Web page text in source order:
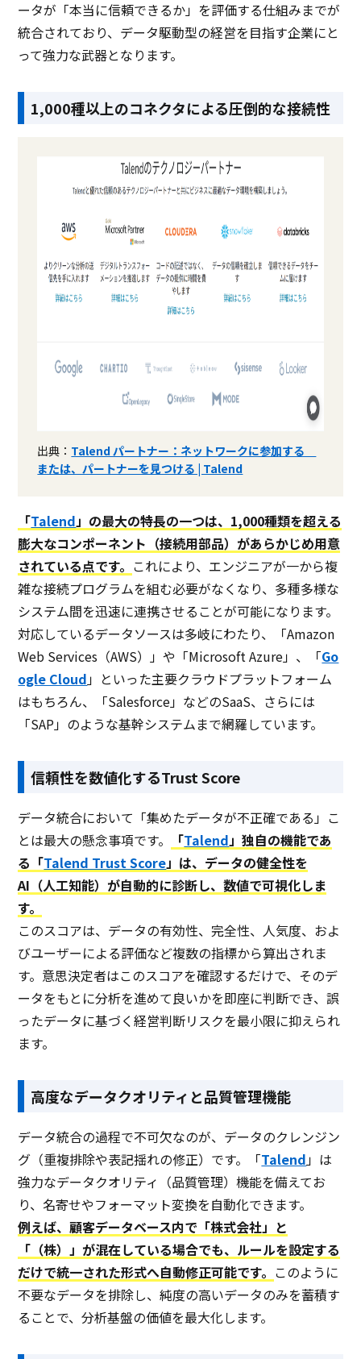
ータが「本当に信頼できるか」を評価する仕組みまでが
統合されており、データ駆動型の経営を目指す企業にと
って強力な武器となります。
1,000種以上のコネクタによる圧倒的な接続性
出典： Talend パートナー：ネットワークに参加する
または、パートナーを見つける | Talend
「Talend」の最大の特長の一つは、1,000種類を超える
膨大なコンポーネント（接続用部品）があらかじめ用意
されている点です。 これにより、エンジニアが一から複
雑な接続プログラムを組む必要がなくなり、多種多様な
システム間を迅速に連携させることが可能になります。
対応しているデータソースは多岐にわたり、「Amazon
Web Services（AWS）」や「Microsoft Azure」、「Go
ogle Cloud」といった主要クラウドプラットフォーム
はもちろん、「Salesforce」などのSaaS、さらには
「SAP」のような基幹システムまで網羅しています。
信頼性を数値化するTrust Score
データ統合において「集めたデータが不正確である」こ
とは最大の懸念事項です。
「Talend」独自の機能であ
る「Talend Trust Score」は、データの健全性を
AI（人工知能）が自動的に診断し、数値で可視化しま
す。
このスコアは、データの有効性、完全性、人気度、およ
びユーザーによる評価など複数の指標から算出されま
す。意思決定者はこのスコアを確認するだけで、そのデ
ータをもとに分析を進めて良いかを即座に判断でき、誤
ったデータに基づく経営判断リスクを最小限に抑えられ
ます。
高度なデータクオリティと品質管理機能
データ統合の過程で不可欠なのが、データのクレンジン
グ（重複排除や表記揺れの修正）です。「Talend」は
強力なデータクオリティ（品質管理）機能を備えてお
り、名寄せやフォーマット変換を自動化できます。
例えば、顧客データベース内で「株式会社」と
「（株）」が混在している場合でも、ルールを設定する
だけで統一された形式へ自動修正可能です。 このように
不要なデータを排除し、純度の高いデータのみを蓄積す
ることで、分析基盤の価値を最大化します。